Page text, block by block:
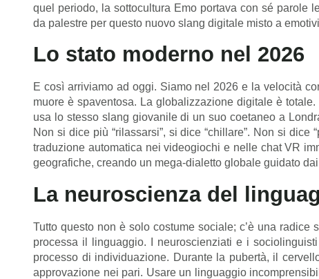
quel periodo, la sottocultura Emo portava con sé parole
da palestre per questo nuovo slang digitale misto a
Lo stato moderno nel 2026
E così arriviamo ad oggi. Siamo nel 2026 e la velocità
muore è spaventosa. La globalizzazione digitale è
usa lo stesso slang giovanile di un suo coetaneo a
Non si dice più “rilassarsi”, si dice “chillare”. Non si dice
traduzione automatica nei videogiochi e nelle chat VR
geografiche, creando un mega-dialetto globale guidato
La neuroscienza del
Tutto questo non è solo costume sociale; c’è una
processa il linguaggio. I neuroscienziati e i
processo di individuazione. Durante la pubertà, il
approvazione nei pari. Usare un linguaggio